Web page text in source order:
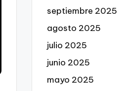
septiembre 2025
agosto 2025
julio 2025
junio 2025
mayo 2025